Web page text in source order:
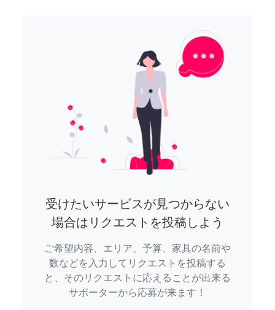
受けたいサービスが見つからない
場合はリクエストを投稿しよう
ご希望内容、エリア、予算、家具の名前や
数などを入力してリクエストを投稿する
と、そのリクエストに応えることが出来る
サポーターから応募が来ます！